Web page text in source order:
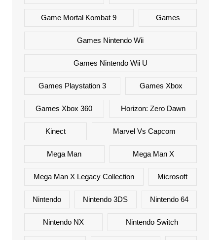
Game Mortal Kombat 9 Games
Games Nintendo Wii
Games Nintendo Wii U
Games Playstation 3 Games Xbox
Games Xbox 360 Horizon: Zero Dawn
Kinect Marvel Vs Capcom
Mega Man Mega Man X
Mega Man X Legacy Collection Microsoft
Nintendo Nintendo 3DS Nintendo 64
Nintendo NX Nintendo Switch